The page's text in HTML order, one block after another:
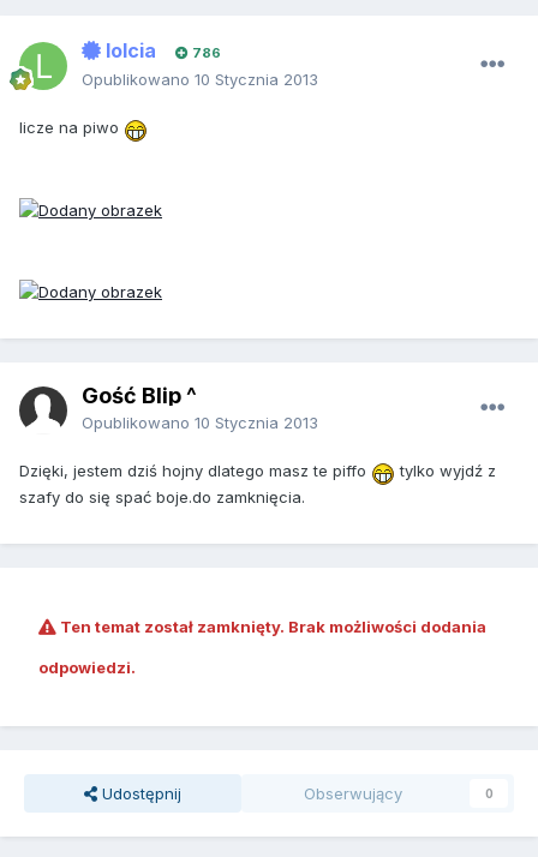
lolcia 786
Opublikowano 10 Stycznia 2013
licze na piwo
Gość Blip ^
Opublikowano 10 Stycznia 2013
Dzięki, jestem dziś hojny dlatego masz te piffo
tylko wyjdź z
szafy do się spać boje.do zamknięcia.
Ten temat został zamknięty. Brak możliwości dodania
odpowiedzi.
Udostępnij Obserwujący 0